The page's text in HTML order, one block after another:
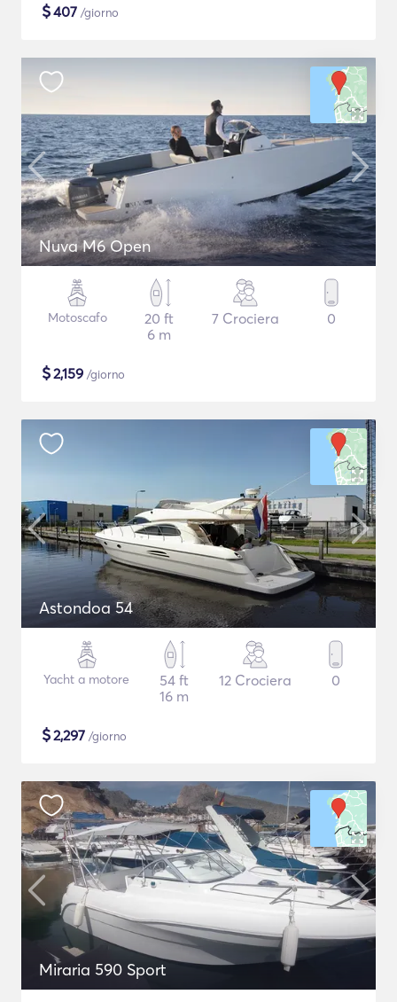
$407 /giorno
Nuva M6 Open
Motoscafo
20 ft
6 m
7 Crociera 0
$2,159 /giorno
Astondoa 54
Yacht a motore
54 ft
16 m
12 Crociera 0
$2,297 /giorno
Miraria 590 Sport